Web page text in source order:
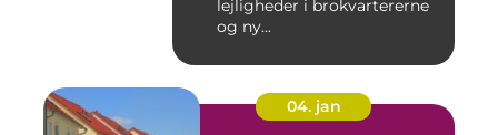
lejligheder i brokvartererne
og ny...
04. jan